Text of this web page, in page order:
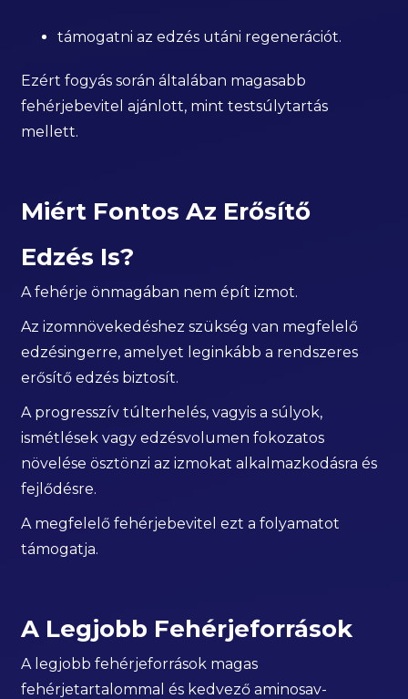
támogatni az edzés utáni regenerációt.
Ezért fogyás során általában magasabb
fehérjebevitel ajánlott, mint testsúlytartás
mellett.
Miért Fontos Az Erősítő
Edzés Is?
A fehérje önmagában nem épít izmot.
Az izomnövekedéshez szükség van megfelelő
edzésingerre, amelyet leginkább a rendszeres
erősítő edzés biztosít.
A progresszív túlterhelés, vagyis a súlyok,
ismétlések vagy edzésvolumen fokozatos
növelése ösztönzi az izmokat alkalmazkodásra és
fejlődésre.
A megfelelő fehérjebevitel ezt a folyamatot
támogatja.
A Legjobb Fehérjeforrások
A legjobb fehérjeforrások magas
fehérjetartalommal és kedvező aminosav-